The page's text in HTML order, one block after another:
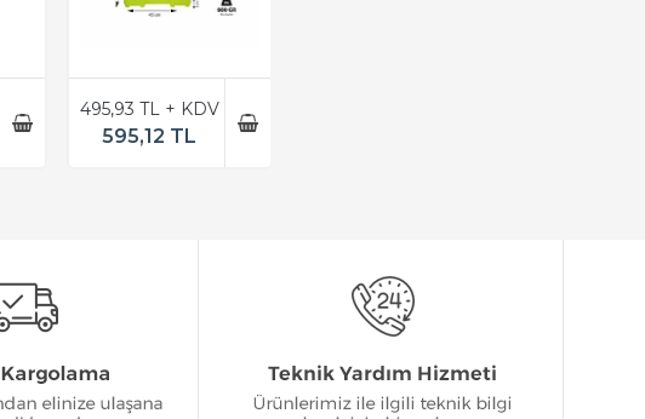
495,93 TL + KDV
595,12 TL